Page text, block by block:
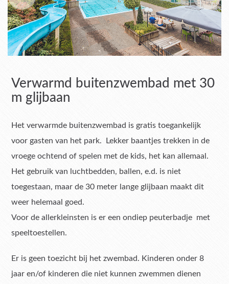
Verwarmd buitenzwembad met 30
m glijbaan
Het verwarmde buitenzwembad is gratis toegankelijk
voor gasten van het park. Lekker baantjes trekken in de
vroege ochtend of spelen met de kids, het kan allemaal.
Het gebruik van luchtbedden, ballen, e.d. is niet
toegestaan, maar de 30 meter lange glijbaan maakt dit
weer helemaal goed.
Voor de allerkleinsten is er een ondiep peuterbadje met
speeltoestellen.
Er is geen toezicht bij het zwembad. Kinderen onder 8
jaar en/of kinderen die niet kunnen zwemmen dienen